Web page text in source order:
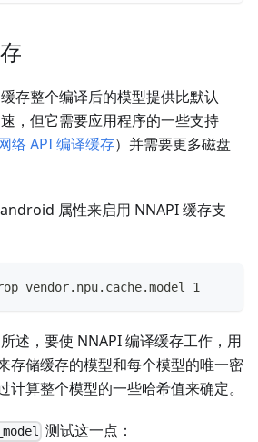
存整个编译后的模型提供比默认
，但它需要应用程序的一些支持
络 API 编译缓存）并需要更多磁盘
属性来启用 NNAPI 缓存支
vendor.npu.cache.model 1
述，要使 NNAPI 编译缓存工作，用
存储缓存的模型和每个模型的唯一密
计算整个模型的一些哈希值来确定。
测试这一点：